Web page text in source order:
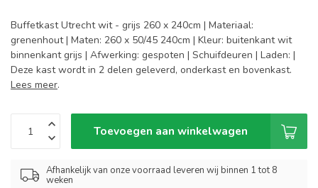
Buffetkast Utrecht wit - grijs 260 x 240cm | Materiaal:
grenenhout | Maten: 260 x 50/45 240cm | Kleur: buitenkant wit
binnenkant grijs | Afwerking: gespoten | Schuifdeuren | Laden: |
Deze kast wordt in 2 delen geleverd, onderkast en bovenkast.
Lees meer.
Toevoegen aan winkelwagen
Afhankelijk van onze voorraad leveren wij binnen 1 tot 8
weken